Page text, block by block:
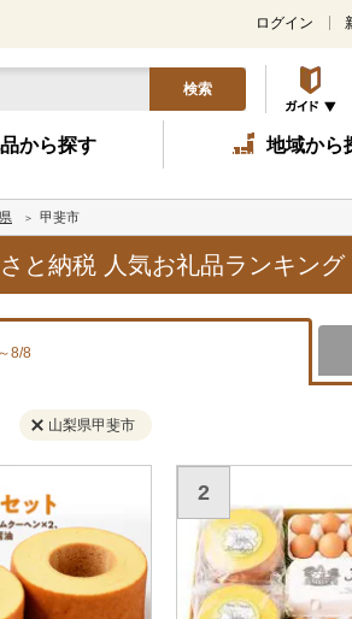
ログイン
検索
から探す 地域から
甲斐市
と納税 人気お礼品ランキング
8/8
山梨県甲斐市
2